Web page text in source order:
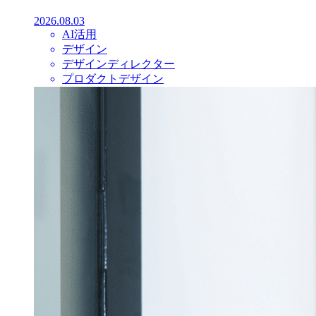
2026.08.03
AI活用
デザイン
デザインディレクター
プロダクトデザイン